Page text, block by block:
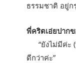
ธรรมชาติ อยู่ก
พี่คริตเอ่ยปาก
“ยังไม่มีค่ะ
ดีกว่าค่ะ”